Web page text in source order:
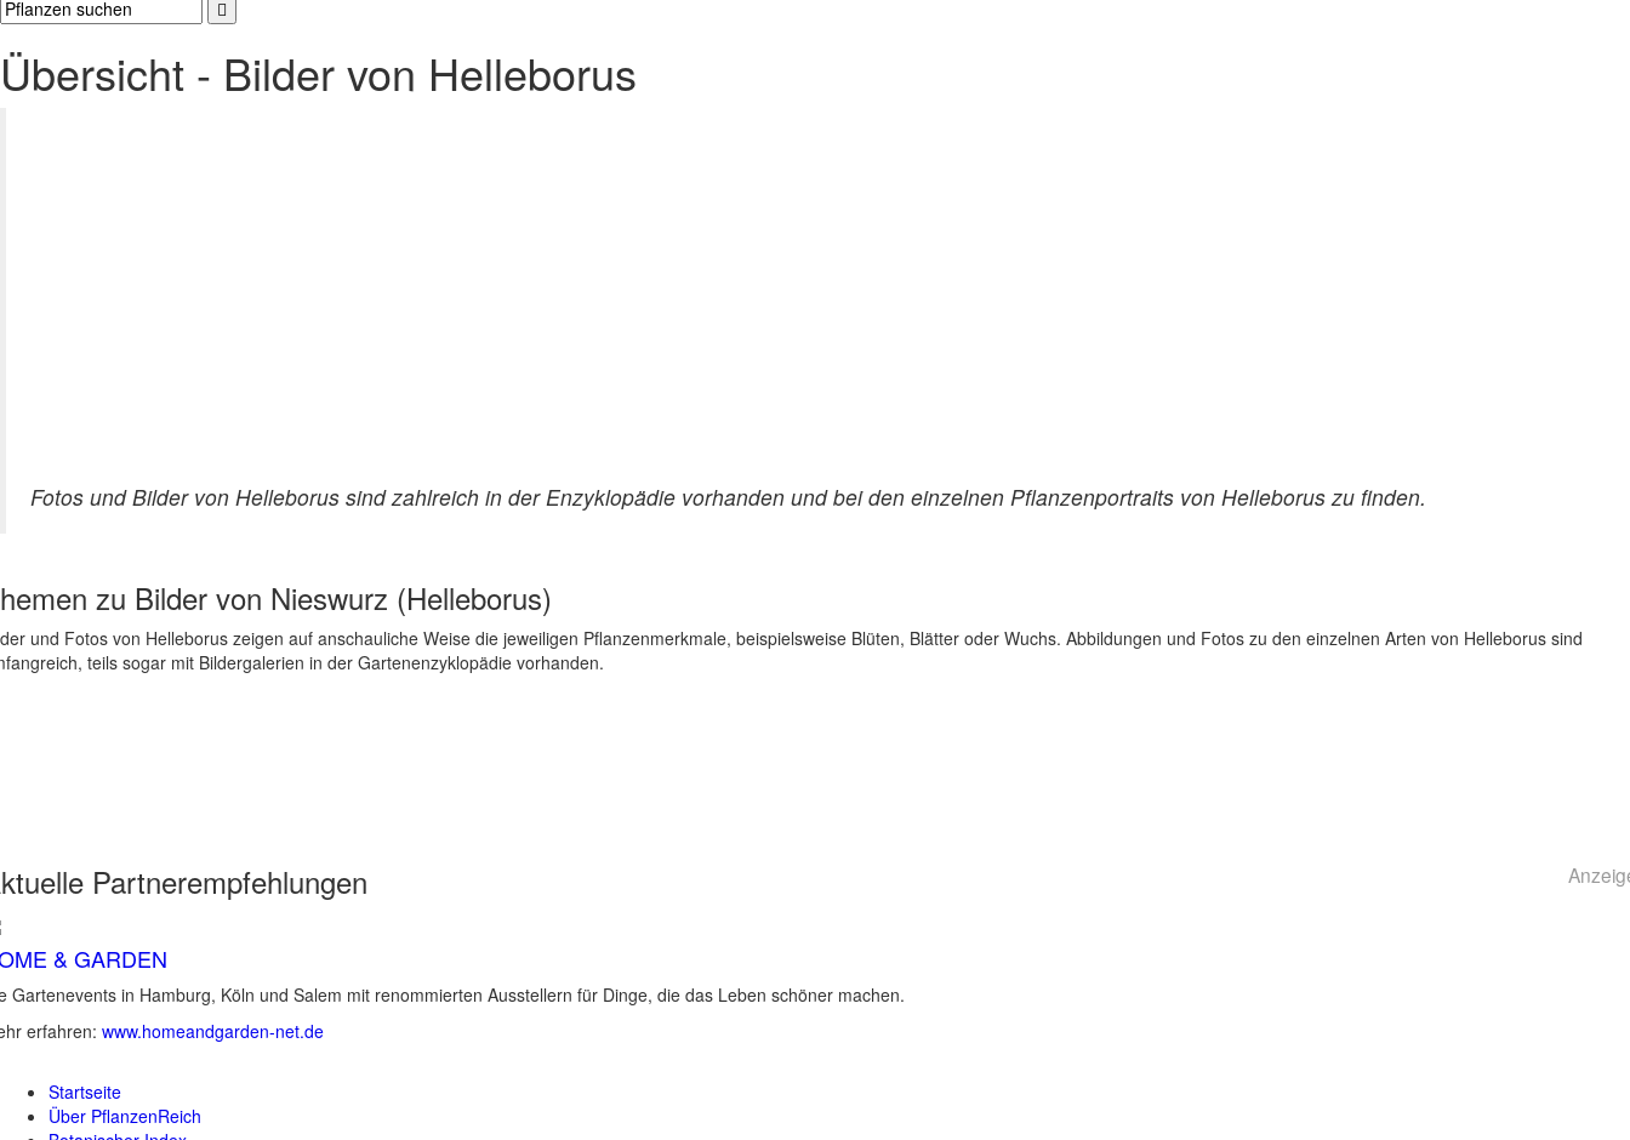
Übersicht - Bilder von Helleborus
Fotos und Bilder von Helleborus sind zahlreich in der Enzyklopädie vorhanden und bei den einzelnen Pflanzenportraits von Helleborus zu finden.
zu Bilder von Nieswurz (Helleborus)
und Fotos von Helleborus zeigen auf anschauliche Weise die jeweiligen Pflanzenmerkmale, beispielsweise Blüten, Blätter oder Wuchs. Abbildungen und Fotos zu den einzelnen Arten von Helleborus sind
teils sogar mit Bildergalerien in der Gartenenzyklopädie vorhanden.
Partnerempfehlungen
& GARDEN
Gartenevents in Hamburg, Köln und Salem mit renommierten Ausstellern für Dinge, die das Leben schöner machen.
erfahren: www.homeandgarden-net.de
Startseite
Über PflanzenReich